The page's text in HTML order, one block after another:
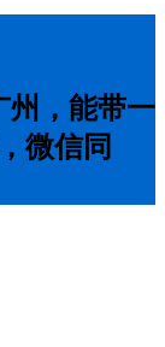
州，能带一
微信同